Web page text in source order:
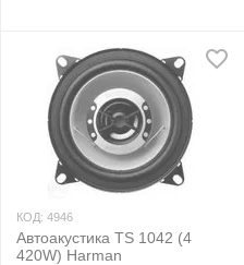
КОД: 4946
Автоакустика TS 1042 (4
420W) Harman